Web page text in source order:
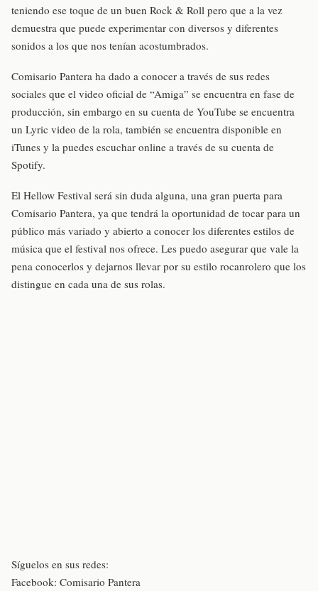
teniendo ese toque de un buen Rock & Roll pero que a la vez
demuestra que puede experimentar con diversos y diferentes
sonidos a los que nos tenían acostumbrados.
Comisario Pantera ha dado a conocer a través de sus redes
sociales que el video oficial de “Amiga” se encuentra en fase de
producción, sin embargo en su cuenta de YouTube se encuentra
un Lyric video de la rola, también se encuentra disponible en
iTunes y la puedes escuchar online a través de su cuenta de
Spotify.
El Hellow Festival será sin duda alguna, una gran puerta para
Comisario Pantera, ya que tendrá la oportunidad de tocar para un
público más variado y abierto a conocer los diferentes estilos de
música que el festival nos ofrece. Les puedo asegurar que vale la
pena conocerlos y dejarnos llevar por su estilo rocanrolero que los
distingue en cada una de sus rolas.
Síguelos en sus redes:
Facebook: Comisario Pantera